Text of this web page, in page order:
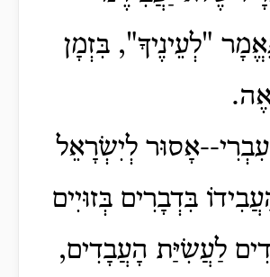
"לְעֵינֶיךָ", בִּזְמָן
אָסוּר לְיִשְׂרָאֵל
בִּדְבָרִים בְּזוּיִים
לַעֲשִׂיַּת הָעֲבָדִים,